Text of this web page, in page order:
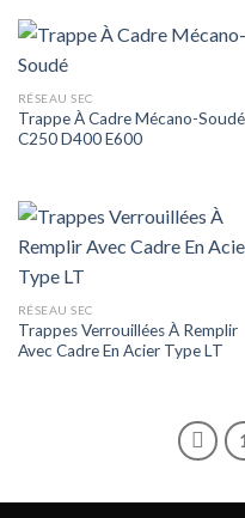
RÉSEAU SEC
Trappe À Cadre Mécano-Soudé
C250 D400 E600
RÉSEAU SEC
Trappes Verrouillées À Remplir
Avec Cadre En Acier Type LT